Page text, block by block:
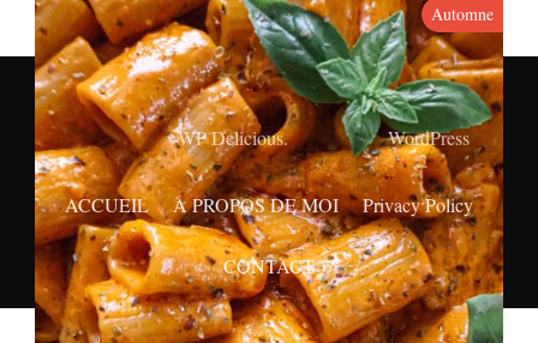
Automne
© Copyright 2026. All Rights Reserved.Yummy Bites Pro |
Developed ByWP Delicious.Powered byWordPress.
ACCUEIL A PROPOS DE MOI Privacy Policy
CONTACT